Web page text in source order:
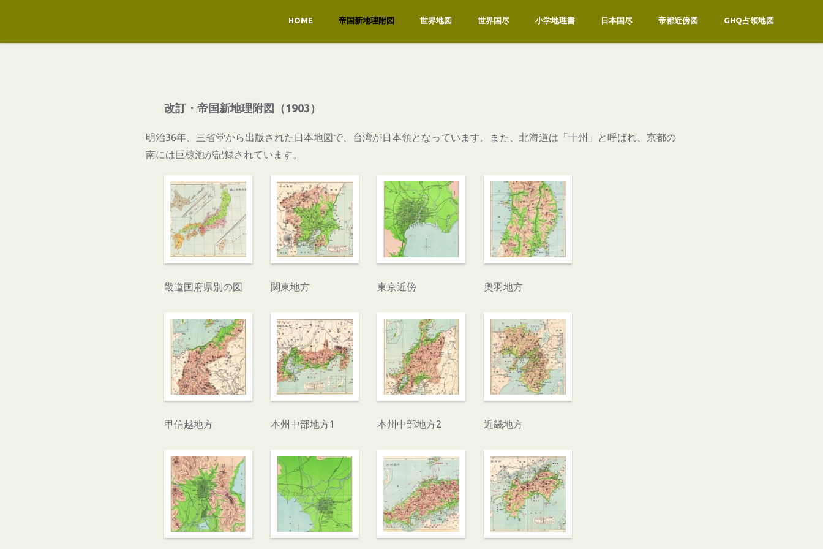
HOME 帝国新地理附図 世界地図 世界国尽 小学地理書 日本国尽 帝都近傍図 GHQ占領地図
改訂・帝国新地理附図（1903）
明治36年、三省堂から出版された日本地図で、台湾が日本領となっています。また、北海道は「十州」と呼ばれ、京都の
南には巨椋池が記録されています。
畿道国府県別の図 関東地方 東京近傍 奥羽地方
甲信越地方 本州中部地方1 本州中部地方2 近畿地方